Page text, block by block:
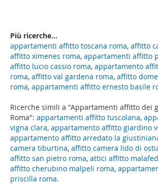
Ricerche simili a "Appartamenti affitto dei
Roma": appartamenti affitto tuscolana,
vigna clara, appartamento affitto giardino
appartamento affitto arredato la
camera tiburtina, affitto camera lido di
affitto san pietro roma, attici affitto
affitto cherubino malpeli roma,
priscilla roma.
Più ricerche...
appartamenti affitto toscana roma, affitto
affitto ximenes roma, appartamenti affitto
affitto lucio cassio roma, appartamento
roma, affitto val gardena roma, affitto
roma, appartamenti affitto ernesto basile